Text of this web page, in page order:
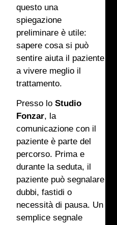
questo una
spiegazione
preliminare è utile:
sapere cosa si può
sentire aiuta il paziente
a vivere meglio il
trattamento.
Presso lo Studio
Fonzar, la
comunicazione con il
paziente è parte del
percorso. Prima e
durante la seduta, il
paziente può segnalare
dubbi, fastidi o
necessità di pausa. Un
semplice segnale